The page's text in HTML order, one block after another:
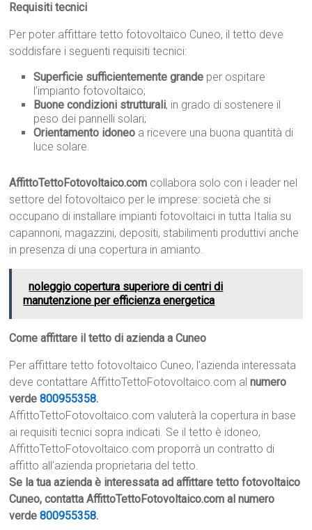
Requisiti tecnici
Per poter affittare tetto fotovoltaico Cuneo, il tetto deve
soddisfare i seguenti requisiti tecnici:
Superficie sufficientemente grande per ospitare
l’impianto fotovoltaico;
Buone condizioni strutturali, in grado di sostenere il
peso dei pannelli solari;
Orientamento idoneo a ricevere una buona quantità di
luce solare.
AffittoTettoFotovoltaico.com collabora solo con i leader nel
settore del fotovoltaico per le imprese: società che si
occupano di installare impianti fotovoltaici in tutta Italia su
capannoni, magazzini, depositi, stabilimenti produttivi anche
in presenza di una copertura in amianto.
noleggio copertura superiore di centri di
manutenzione per efficienza energetica
Come affittare il tetto di azienda a Cuneo
Per affittare tetto fotovoltaico Cuneo, l’azienda interessata
deve contattare AffittoTettoFotovoltaico.com alnumero
verde800955358.
AffittoTettoFotovoltaico.com valuterà la copertura in base
ai requisiti tecnici sopra indicati. Se il tetto è idoneo,
AffittoTettoFotovoltaico.com proporrà un contratto di
affitto all’azienda proprietaria del tetto.
Se la tua azienda è interessata ad affittare tetto fotovoltaico
Cuneo, contatta AffittoTettoFotovoltaico.com al numero
verde800955358.